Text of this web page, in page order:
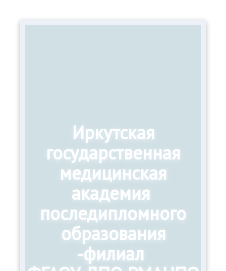
Иркутская
государственная
медицинская
академия
последипломного
образования
-филиал